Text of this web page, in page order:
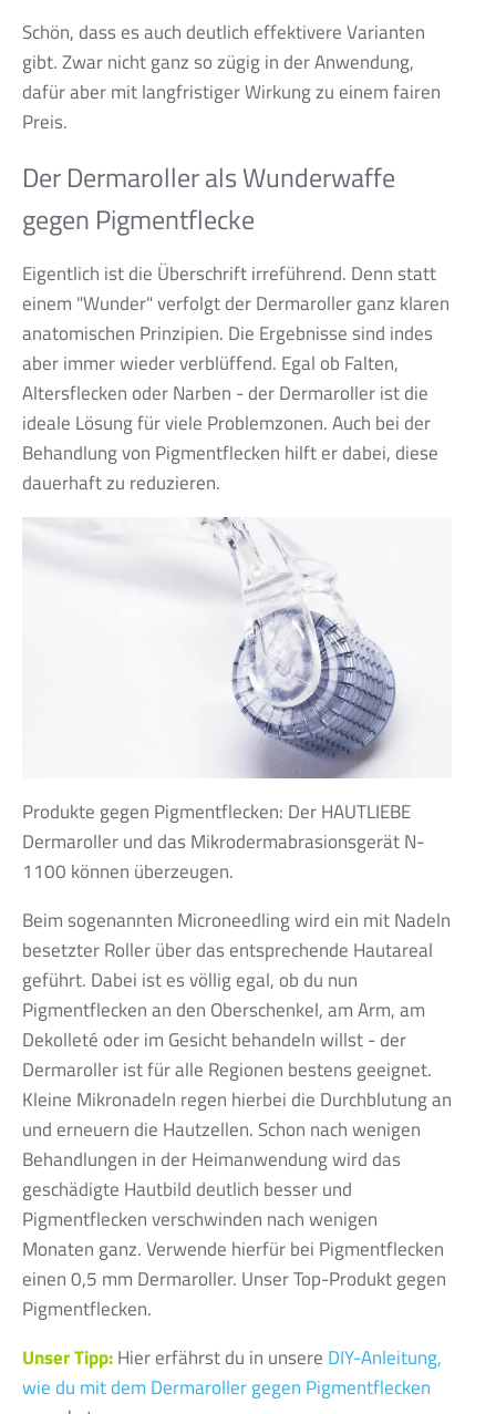
Schön, dass es auch deutlich effektivere Varianten
gibt. Zwar nicht ganz so zügig in der Anwendung,
dafür aber mit langfristiger Wirkung zu einem fairen
Preis.
Der Dermaroller als Wunderwaffe
gegen Pigmentflecke
Eigentlich ist die Überschrift irreführend. Denn statt
einem "Wunder" verfolgt der Dermaroller ganz klaren
anatomischen Prinzipien. Die Ergebnisse sind indes
aber immer wieder verblüffend. Egal ob Falten,
Altersflecken oder Narben - der Dermaroller ist die
ideale Lösung für viele Problemzonen. Auch bei der
Behandlung von Pigmentflecken hilft er dabei, diese
dauerhaft zu reduzieren.
Produkte gegen Pigmentflecken: Der HAUTLIEBE
Dermaroller und das Mikrodermabrasionsgerät N-
1100 können überzeugen.
Beim sogenannten Microneedling wird ein mit Nadeln
besetzter Roller über das entsprechende Hautareal
geführt. Dabei ist es völlig egal, ob du nun
Pigmentflecken an den Oberschenkel, am Arm, am
Dekolleté oder im Gesicht behandeln willst - der
Dermaroller ist für alle Regionen bestens geeignet.
Kleine Mikronadeln regen hierbei die Durchblutung an
und erneuern die Hautzellen. Schon nach wenigen
Behandlungen in der Heimanwendung wird das
geschädigte Hautbild deutlich besser und
Pigmentflecken verschwinden nach wenigen
Monaten ganz. Verwende hierfür bei Pigmentflecken
einen 0,5 mm Dermaroller. Unser Top-Produkt gegen
Pigmentflecken.
Unser Tipp:Hier erfährst du in unsere DIY-Anleitung,
wie du mit dem Dermaroller gegen Pigmentflecken